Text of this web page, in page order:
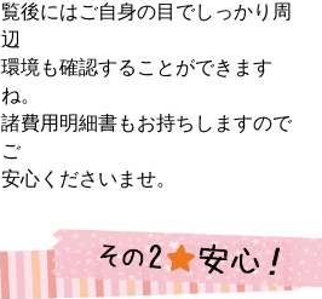
覧後にはご自身の目でしっかり周
辺
環境も確認することができます
ね。
諸費用明細書もお持ちしますので
ご
安心くださいませ。